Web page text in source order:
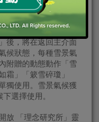
後，將在返回主介面
候狀態，每種雪景氣
附贈的動態動作「雪
霜」「簌雪碎瓊」
獨使用。雪景氣候獲
選擇使用。
放 「理念研究所」靈